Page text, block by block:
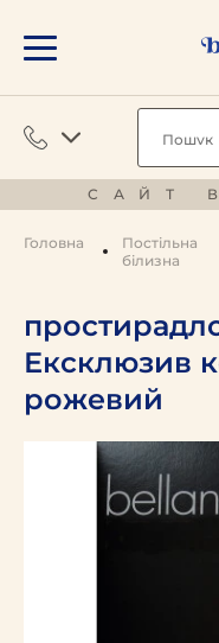
САЙТ
Головна
Постільна
білизна
Ексклюзив
рожевий